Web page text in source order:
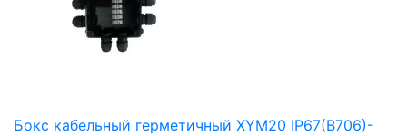
Бокс кабельный герметичный XYM20 IP67(B706)-